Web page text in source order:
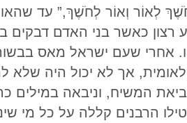
לְאוֹר וְאוֹר לְחֹשֶׁךְ,” עד
כאשר בני האדם דבקים
אחרי שעם ישראל מאס
הלאומית, אך לא יכול היה
המשיח, וניבאה במילים
הרבנים קללה על כל מי